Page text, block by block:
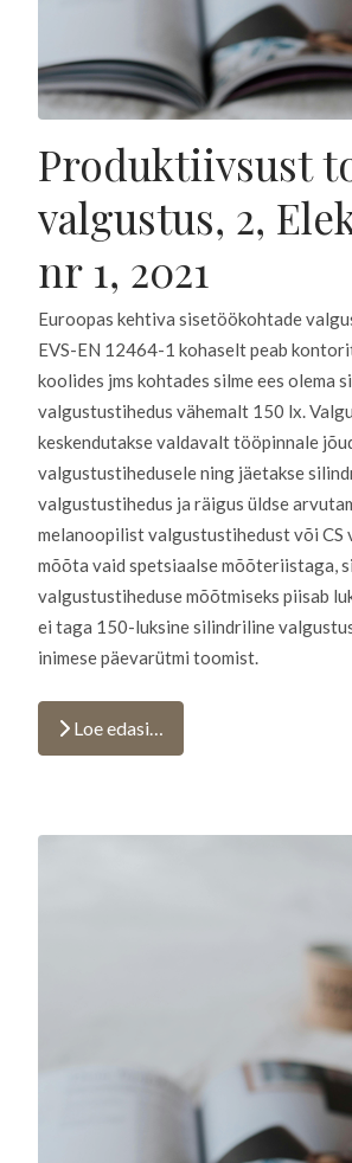
Produktiivsust
valgustus, 2,
nr 1, 2021
Euroopas kehtiva sisetöökohtade
EVS-EN 12464-1 kohaselt peab
koolides jms kohtades silme ees olema
valgustustihedus vähemalt 150 lx.
keskendutakse valdavalt tööpinnale
valgustustihedusele ning jäetakse
valgustustihedus ja räigus üldse
melanoopilist valgustustihedust või CS
mõõta vaid spetsiaalse mõõteriistaga,
valgustustiheduse mõõtmiseks piisab
ei taga 150-luksine silindriline
inimese päevarütmi toomist.
Loe edasi…